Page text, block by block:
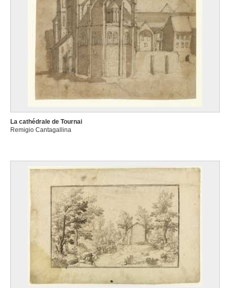
La cathédrale de Tournai
Remigio Cantagallina